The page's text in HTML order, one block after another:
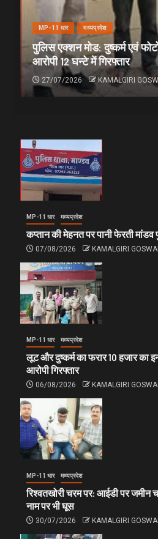
MP-11 धार मध्यप्रदेश
पुलिस एक्शन मोड: दुष्कर्म एवं
आरोपी 12 घन्टे में गिरफ्तार
27/07/2026 KAMALGIRI
MP-11 धार मध्यप्रदेश
कप्तान की मेहनत पर पानी फेरती मांडव
07/08/2026 KAMALGIRI
MP-11 धार मध्यप्रदेश
लूट और दुष्कर्म का फरार 10 हजार का
आरोपी गिरफ्तार
06/08/2026 KAMALGIRI
MP-11 धार मध्यप्रदेश
रिश्वतखोरी चरम पर: आईडी पर जमीन
नाम पर भी घूस
30/07/2026 KAMALGIRI